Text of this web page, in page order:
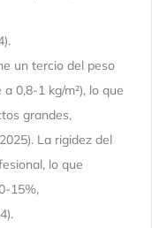
un tercio del peso
0,8-1 kg/m²), lo que
grandes,
La rigidez del
lo que
15%,